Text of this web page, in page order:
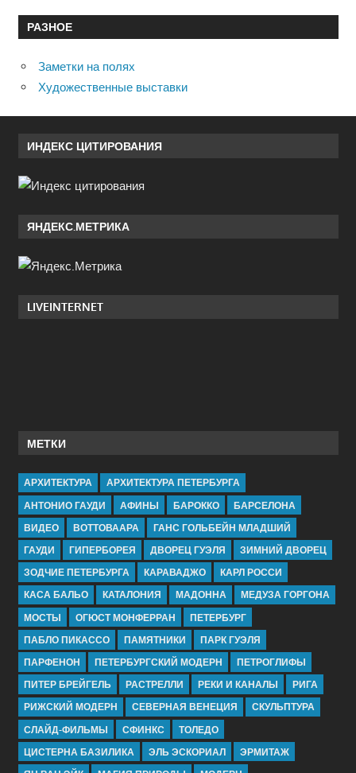
РАЗНОЕ
Заметки на полях
Художественные выставки
ИНДЕКС ЦИТИРОВАНИЯ
ЯНДЕКС.МЕТРИКА
LIVEINTERNET
МЕТКИ
АРХИТЕКТУРА
АРХИТЕКТУРА ПЕТЕРБУРГА
АНТОНИО ГАУДИ
АФИНЫ БАРОККО
БАРСЕЛОНА
ВИДЕО
ВОТТОВААРА
ГАНС ГОЛЬБЕЙН МЛАДШИЙ
ГАУДИ
ГИПЕРБОРЕЯ ДВОРЕЦ ГУЭЛЯ
ЗИМНИЙ ДВОРЕЦ
ЗОДЧИЕ ПЕТЕРБУРГА
КАРАВАДЖО
КАРЛ РОССИ
КАСА БАЛЬО
КАТАЛОНИЯ МАДОННА
МЕДУЗА ГОРГОНА
МОСТЫ
ОГЮСТ МОНФЕРРАН
ПЕТЕРБУРГ
ПАБЛО ПИКАССО
ПАМЯТНИКИ
ПАРК ГУЭЛЯ
ПАРФЕНОН
ПЕТЕРБУРГСКИЙ МОДЕРН
ПЕТРОГЛИФЫ
ПИТЕР БРЕЙГЕЛЬ
РАСТРЕЛЛИ РЕКИ И КАНАЛЫ
РИГА
РИЖСКИЙ МОДЕРН
СЕВЕРНАЯ ВЕНЕЦИЯ
СКУЛЬПТУРА
СЛАЙД-ФИЛЬМЫ
СФИНКС
ТОЛЕДО
ЦИСТЕРНА БАЗИЛИКА
ЭЛЬ ЭСКОРИАЛ
ЭРМИТАЖ